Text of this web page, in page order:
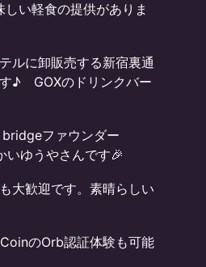
い軽食の提供がありま
ルに卸販売する新宿裏通
す♪ GOXのドリンクバー
ファウンダー
いゆうやさんです🎉
大歓迎です。素晴らしい
のOrb認証体験も可能